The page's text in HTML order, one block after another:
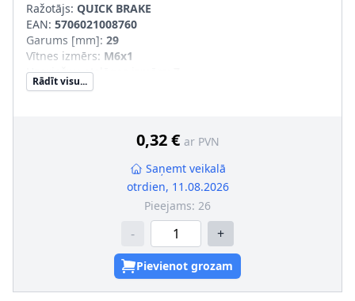
Ražotājs: QUICK BRAKE
EAN: 5706021008760
Garums [mm]: 29
Vītnes izmērs: M6x1
Uzgriežņu atslēgas izmērs
Vītnes veids:
Rādīt visu...
0,32 € ar PVN
Saņemt veikalā
otrdien, 11.08.2026
Pieejams: 26
- +
Pievienot grozam